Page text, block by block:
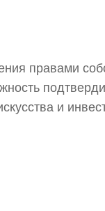
правами
и